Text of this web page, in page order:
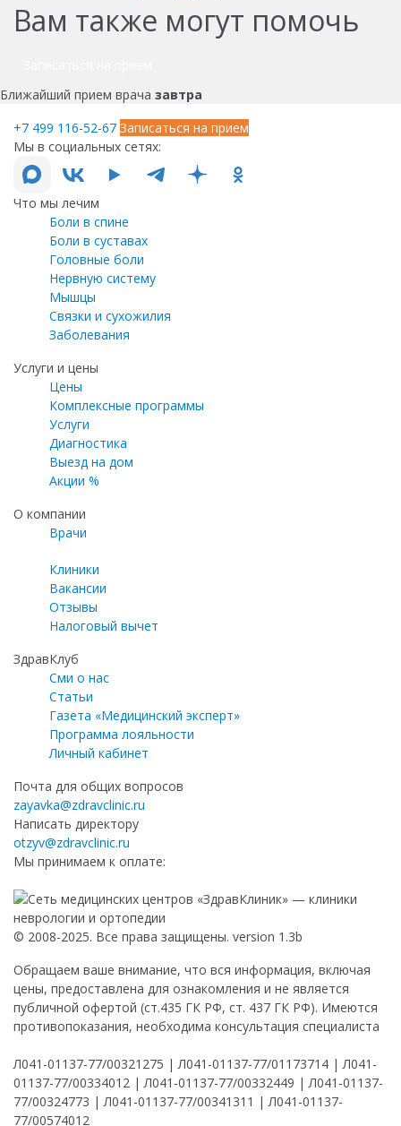
Вам также могут помочь
Ближайший прием врача завтра
+7 499 116-52-67 Записаться на прием
Мы в социальных сетях:
Что мы лечим
Боли в спине
Боли в суставах
Головные боли
Нервную систему
Мышцы
Связки и сухожилия
Заболевания
Услуги и цены
Цены
Комплексные программы
Услуги
Диагностика
Выезд на дом
Акции %
О компании
Врачи
Клиники
Вакансии
Отзывы
Налоговый вычет
ЗдравКлуб
Сми о нас
Статьи
Газета «Медицинский эксперт»
Программа лояльности
Личный кабинет
Почта для общих вопросов
zayavka@zdravclinic.ru
Написать директору
otzyv@zdravclinic.ru
Мы принимаем к оплате:
© 2008-2025. Все права защищены. version 1.3b
Обращаем ваше внимание, что вся информация, включая
цены, предоставлена для ознакомления и не является
публичной офертой (ст.435 ГК РФ, ст. 437 ГК РФ). Имеются
противопоказания, необходима консультация специалиста
Л041-01137-77/00321275 | Л041-01137-77/01173714 | Л041-
01137-77/00334012 | Л041-01137-77/00332449 | Л041-01137-
77/00324773 | Л041-01137-77/00341311 | Л041-01137-
77/00574012